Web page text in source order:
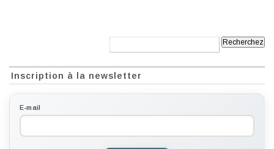
Inscription à la newsletter
E-mail